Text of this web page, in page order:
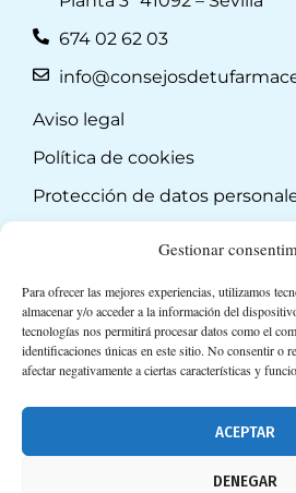
Gestionar
Para ofrecer las mejores experiencias, utilizamos
almacenar y/o acceder a la información del
tecnologías nos permitirá procesar datos como el
identificaciones únicas en este sitio. No consentir o
afectar negativamente a ciertas características y
ACEPTAR
DENEGAR
674 02 62 03
Aviso legal
Política de cookies
Protección de datos